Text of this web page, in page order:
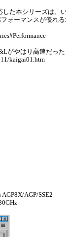
た本シリーズは、
ォーマンスが優れ
がやはり高速だった
kaigai01.htm
AGP/SSE2